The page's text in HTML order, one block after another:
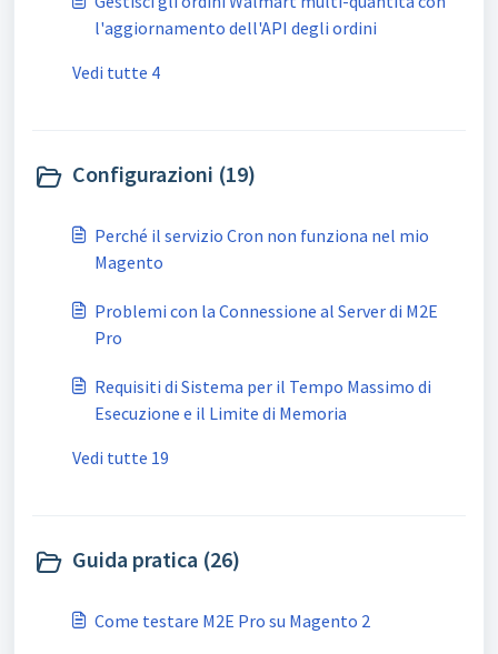
l'aggiornamento dell'API degli ordini
Vedi tutte 4
Configurazioni (19)
Perché il servizio Cron non funziona nel mio
Magento
Problemi con la Connessione al Server di M2E
Pro
Requisiti di Sistema per il Tempo Massimo di
Esecuzione e il Limite di Memoria
Vedi tutte 19
Guida pratica (26)
Come testare M2E Pro su Magento 2